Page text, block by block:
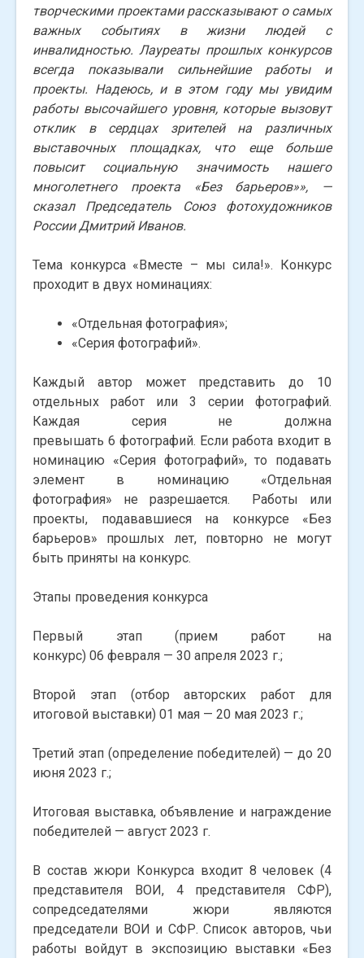
творческими проектами рассказывают о самых
важных событиях в жизни людей с
инвалидностью. Лауреаты прошлых конкурсов
всегда показывали сильнейшие работы и
проекты. Надеюсь, и в этом году мы увидим
работы высочайшего уровня, которые вызовут
отклик в сердцах зрителей на различных
выставочных площадках, что еще больше
повысит социальную значимость нашего
многолетнего проекта «Без барьеров»», —
сказал Председатель Союз фотохудожников
России Дмитрий Иванов.
Тема конкурса «Вместе – мы сила!». Конкурс
проходит в двух номинациях:
«Отдельная фотография»;
«Серия фотографий».
Каждый автор может представить до 10
отдельных работ или 3 серии фотографий.
Каждая серия не должна
превышать 6 фотографий. Если работа входит в
номинацию «Серия фотографий», то подавать
элемент в номинацию «Отдельная
фотография» не разрешается. Работы или
проекты, подававшиеся на конкурсе «Без
барьеров» прошлых лет, повторно не могут
быть приняты на конкурс.
Этапы проведения конкурса
Первый этап (прием работ на
конкурс) 06 февраля — 30 апреля 2023 г.;
Второй этап (отбор авторских работ для
итоговой выставки) 01 мая — 20 мая 2023 г.;
Третий этап (определение победителей) — до 20
июня 2023 г.;
Итоговая выставка, объявление и награждение
победителей — август 2023 г.
В состав жюри Конкурса входит 8 человек (4
представителя ВОИ, 4 представителя СФР),
сопредседателями жюри являются
председатели ВОИ и СФР. Список авторов, чьи
работы войдут в экспозицию выставки «Без